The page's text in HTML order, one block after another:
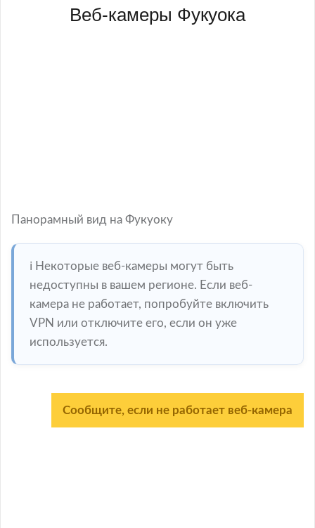
Веб-камеры Фукуока
Панорамный вид на Фукуоку
ℹ️ Некоторые веб-камеры могут быть
недоступны в вашем регионе. Если веб-
камера не работает, попробуйте включить
VPN или отключите его, если он уже
используется.
Сообщите, если не работает веб-камера